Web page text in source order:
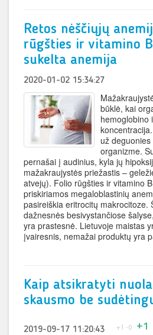
Retos nėščiųjų
rūgšties ir vitamino
sukelta anemija
2020-01-02 15:34:27
būklė, kai
hemoglobino
už
organizme.
pernašai į audinius, kyla jų
mažakraujystės priežastis –
atvejų). Folio rūgšties ir vitamino
priskiriamos megaloblastinių
pasireiškia eritrocitų makrocitoze.
dažnesnės besivystančiose
yra prastesnė. Lietuvoje maistas
įvairesnis, nemažai produktų yra
Kaip atsikratyti
skausmo be
2019-09-17 11:20:43 +1 -0 +1